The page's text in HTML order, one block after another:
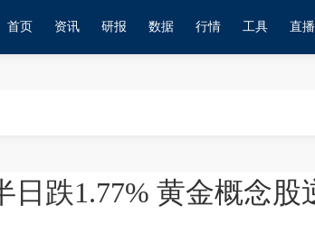
首页 资讯 研报 数据 行情 工具 直播
日跌1.77% 黄金概念股